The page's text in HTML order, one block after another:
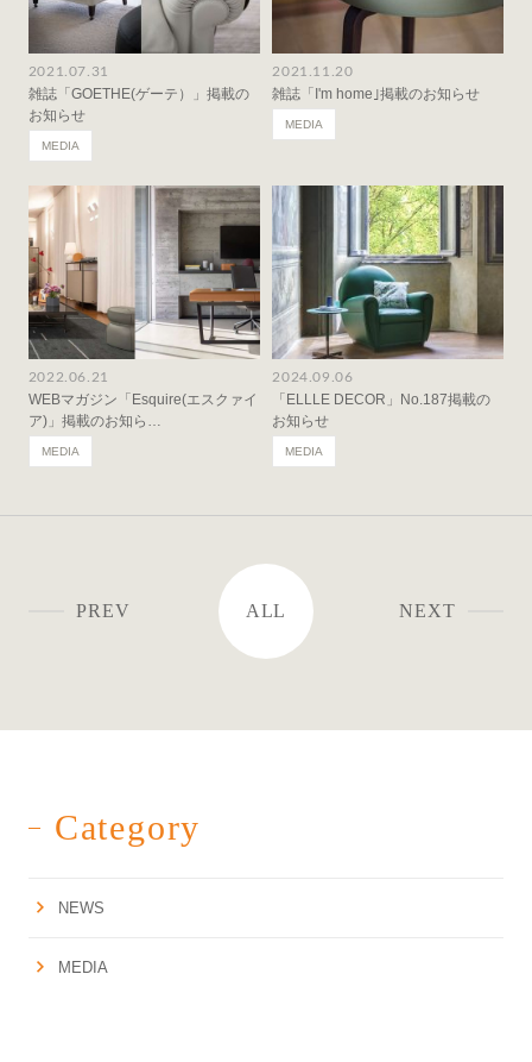
2021.07.31
雑誌「GOETHE(ゲーテ）」掲載の
お知らせ
MEDIA
2021.11.20
雑誌「I'm home｣掲載のお知らせ
MEDIA
2022.06.21
WEBマガジン「Esquire(エスクァイ
ア)」掲載のお知ら…
MEDIA
2024.09.06
「ELLLE DECOR」No.187掲載の
お知らせ
MEDIA
PREV ALL NEXT
Category
NEWS
MEDIA